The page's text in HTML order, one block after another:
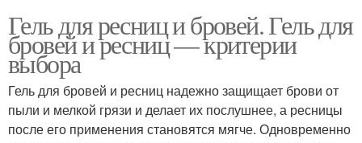
Гель для ресниц и бровей. Гель для
бровей и ресниц — критерии
выбора
Гель для бровей и ресниц надежно защищает брови от
пыли и мелкой грязи и делает их послушнее, а ресницы
после его применения становятся мягче. Одновременно